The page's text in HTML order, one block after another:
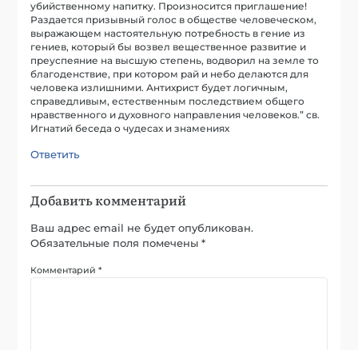
убийственному напитку. Произносится приглашение!
Раздается призывный голос в обществе человеческом,
выражающем настоятельную потребность в гение из
гениев, который бы возвел вещественное развитие и
преуспеяние на высшую степень, водворил на земле то
благоденствие, при котором рай и небо делаются для
человека излишними. Антихрист будет логичным,
справедливым, естественным последствием общего
нравственного и духовного направления человеков.” св.
Игнатий беседа о чудесах и знамениях
Ответить
Добавить комментарий
Ваш адрес email не будет опубликован.
Обязательные поля помечены*
Комментарий*